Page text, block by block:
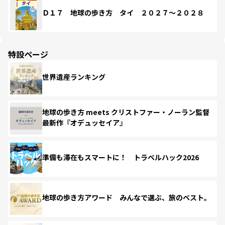
Ｄ１７ 地球の歩き方 タイ ２０２７～２０２８
特設ページ
世界遺産ランキング
地球の歩き方 meets クリストファー・ノーラン監督
最新作『オデュッセイア』
準備も滞在もスマートに！ トラベルハック2026
地球の歩き方アワード みんなで選ぶ、旅のベスト。